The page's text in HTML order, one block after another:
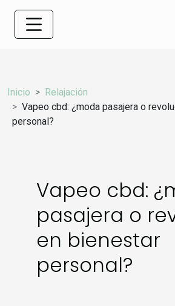
Inicio
Relajación
Vapeo cbd: ¿moda pasajera o
personal?
Vapeo cbd:
pasajera o
en bienestar
personal?